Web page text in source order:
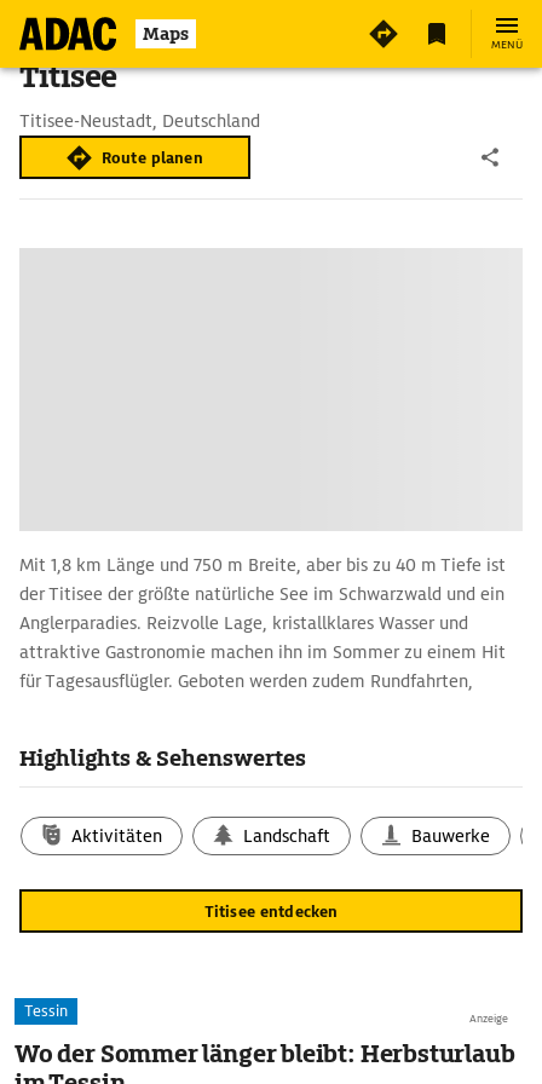
Maps MENÜ
Titisee
Titisee-Neustadt, Deutschland
Route planen
Mit 1,8 km Länge und 750 m Breite, aber bis zu 40 m Tiefe ist
der Titisee der größte natürliche See im Schwarzwald und ein
Anglerparadies. Reizvolle Lage, kristallklares Wasser und
attraktive Gastronomie machen ihn im Sommer zu einem Hit
für Tagesausflügler. Geboten werden zudem Rundfahrten,
Highlights & Sehenswertes
Aktivitäten Landschaft Bauwerke
Titisee entdecken
Anzeige
Tessin
Wo der Sommer länger bleibt: Herbsturlaub